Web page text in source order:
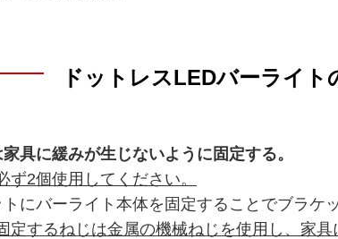
ドットレスLEDバーライト
具に緩みが生じないように固定する。
2個使用してください。
トにバーライト本体を固定することでブラケ
するねじは金属の機械ねじを使用し、家具